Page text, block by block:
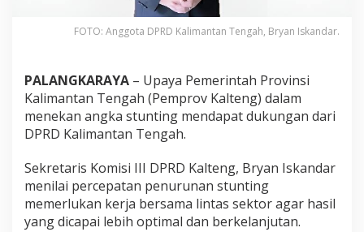
FOTO: Anggota DPRD Kalimantan Tengah, Bryan Iskandar.
PALANGKARAYA – Upaya Pemerintah Provinsi
Kalimantan Tengah (Pemprov Kalteng) dalam
menekan angka stunting mendapat dukungan dari
DPRD Kalimantan Tengah.
Sekretaris Komisi III DPRD Kalteng, Bryan Iskandar
menilai percepatan penurunan stunting
memerlukan kerja bersama lintas sektor agar hasil
yang dicapai lebih optimal dan berkelanjutan.